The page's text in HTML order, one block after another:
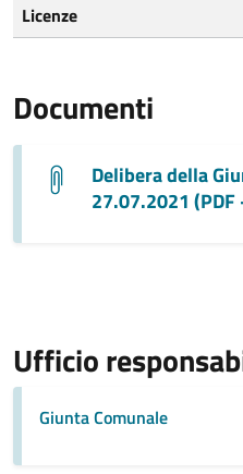
Licenze
Documenti
Delibera della
27.07.2021
Ufficio
Giunta Comunale